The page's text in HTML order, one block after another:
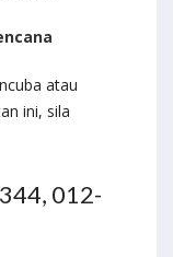
atau
ini, sila
012-